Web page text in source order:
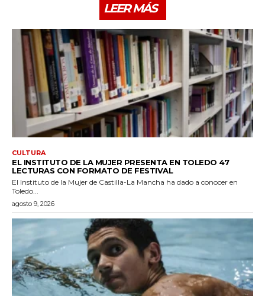
LEER MÁS
CULTURA
EL INSTITUTO DE LA MUJER PRESENTA EN TOLEDO 47
LECTURAS CON FORMATO DE FESTIVAL
El Instituto de la Mujer de Castilla-La Mancha ha dado a conocer en
Toledo...
agosto 9, 2026